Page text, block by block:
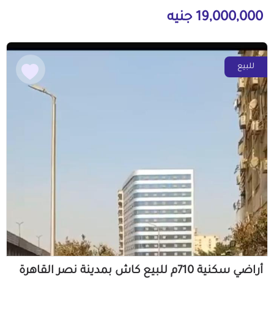
19,000,000 جنيه
للبيع
أراضي سكنية 710م للبيع كاش بمدينة نصر القاهرة